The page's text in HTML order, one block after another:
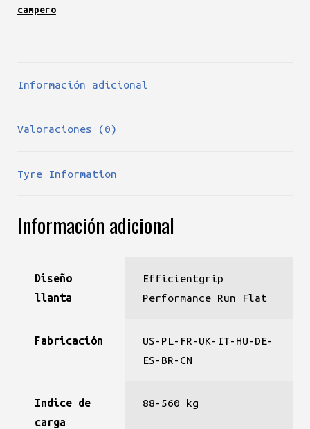
campero
Información adicional
Valoraciones (0)
Tyre Information
Información adicional
Diseño
llanta
Efficientgrip
Performance Run Flat
Fabricación
US-PL-FR-UK-IT-HU-DE-
ES-BR-CN
Indice de
carga
88-560 kg